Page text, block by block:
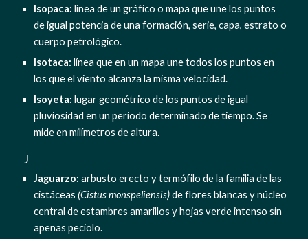
Isopaca: línea de un gráfico o mapa que une los puntos
de igual potencia de una formación, serie, capa, estrato o
cuerpo petrológico.
Isotaca: línea que en un mapa une todos los puntos en
los que el viento alcanza la misma velocidad.
Isoyeta: lugar geométrico de los puntos de igual
pluviosidad en un periodo determinado de tiempo. Se
mide en milímetros de altura.
  J
Jaguarzo: arbusto erecto y termófilo de la familia de las
cistáceas (Cistus monspeliensis) de flores blancas y núcleo
central de estambres amarillos y hojas verde intenso sin
apenas peciolo.